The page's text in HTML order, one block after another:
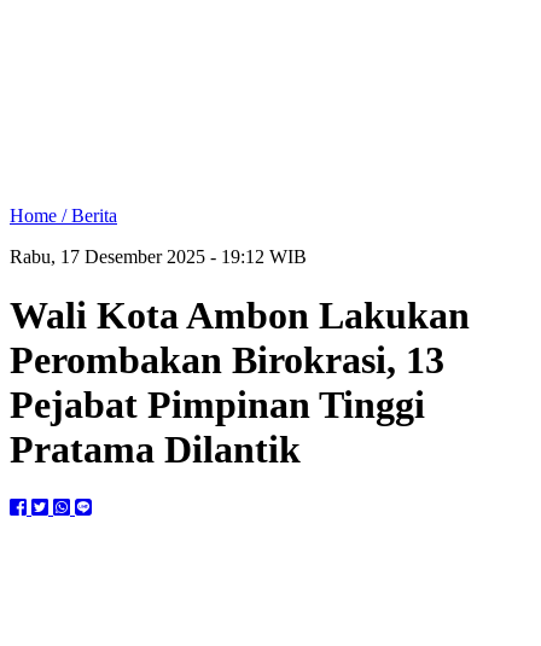
Home /Berita
Rabu, 17 Desember 2025 - 19:12 WIB
Wali Kota Ambon Lakukan
Perombakan Birokrasi, 13
Pejabat Pimpinan Tinggi
Pratama Dilantik